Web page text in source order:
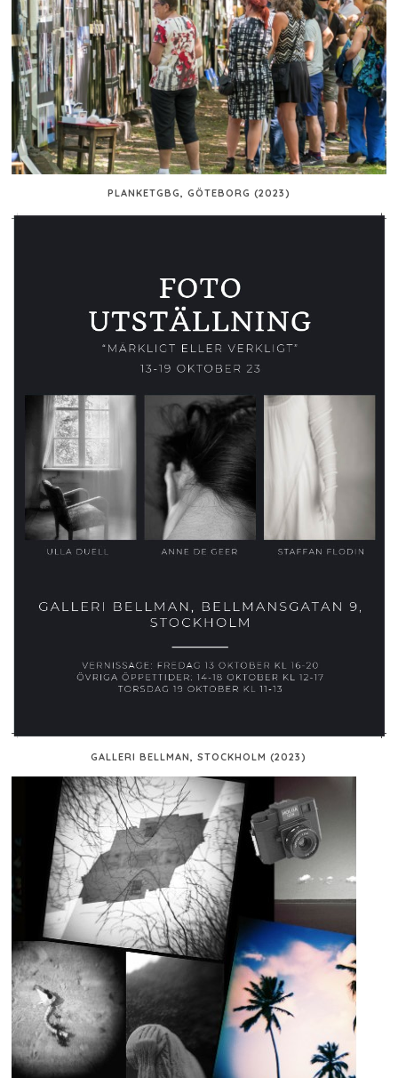
PLANKETGBG, GÖTEBORG (2023)
GALLERI BELLMAN, STOCKHOLM (2023)